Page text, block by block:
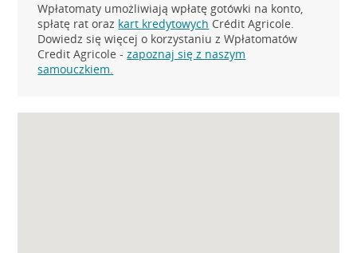
Wpłatomaty umożliwiają wpłatę gotówki na konto,
spłatę rat oraz kart kredytowych Crédit Agricole.
Dowiedz się więcej o korzystaniu z Wpłatomatów
Credit Agricole -zapoznaj się z naszym
samouczkiem.